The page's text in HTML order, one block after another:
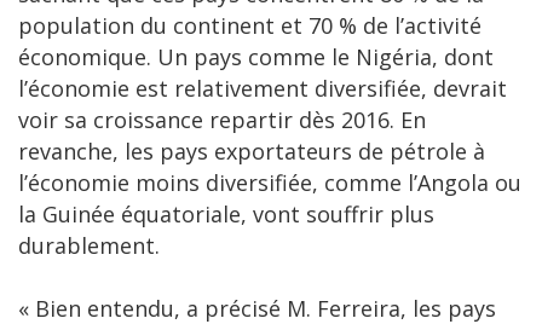
population du continent et 70 % de l’activité
économique. Un pays comme le Nigéria, dont
l’économie est relativement diversifiée, devrait
voir sa croissance repartir dès 2016. En
revanche, les pays exportateurs de pétrole à
l’économie moins diversifiée, comme l’Angola ou
la Guinée équatoriale, vont souffrir plus
durablement.
« Bien entendu, a précisé M. Ferreira, les pays